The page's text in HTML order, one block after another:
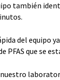
también
del equipo
PFAS que se